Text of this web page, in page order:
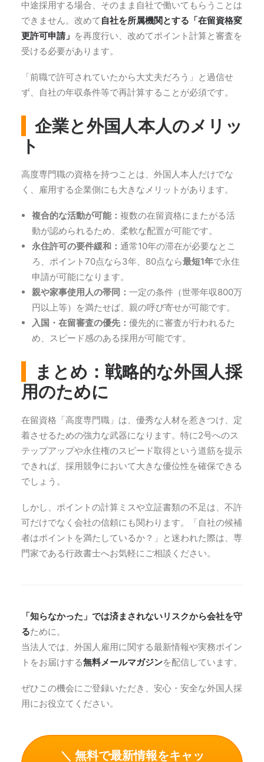
中途採用する場合、そのまま自社で働いてもらうことは
できません。改めて 自社を所属機関とする「在留資格変
更許可申請」 を再度行い、改めてポイント計算と審査を
受ける必要があります。
「前職で許可されていたから大丈夫だろう」と過信せ
ず、自社の年収条件等で再計算することが必須です。
企業と外国人本人のメリッ
ト
高度専門職の資格を持つことは、外国人本人だけでな
く、雇用する企業側にも大きなメリットがあります。
複合的な活動が可能： 複数の在留資格にまたがる活
動が認められるため、柔軟な配置が可能です。
永住許可の要件緩和： 通常10年の滞在が必要なとこ
ろ、ポイント70点なら3年、80点なら最短1年で永住
申請が可能になります。
親や家事使用人の帯同： 一定の条件（世帯年収800万
円以上等）を満たせば、親の呼び寄せが可能です。
入国・在留審査の優先： 優先的に審査が行われるた
め、スピード感のある採用が可能です。
まとめ：戦略的な外国人採
用のために
在留資格「高度専門職」は、優秀な人材を惹きつけ、定
着させるための強力な武器になります。特に2号へのス
テップアップや永住権のスピード取得という道筋を提示
できれば、採用競争において大きな優位性を確保できる
でしょう。
しかし、ポイントの計算ミスや立証書類の不足は、不許
可だけでなく会社の信頼にも関わります。「自社の候補
者はポイントを満たしているか？」と迷われた際は、専
門家である行政書士へお気軽にご相談ください。
「知らなかった」では済まされないリスクから会社を守
るために。
当法人では、外国人雇用に関する最新情報や実務ポイン
トをお届けする無料メールマガジンを配信しています。
ぜひこの機会にご登録いただき、安心・安全な外国人採
用にお役立てください。
＼ 無料で最新情報をキャッ